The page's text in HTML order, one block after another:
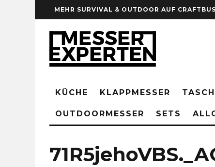
MEHR SURVIVAL & OUTDOOR AUF
KÜCHE KLAPPMESSER
OUTDOORMESSER SETS